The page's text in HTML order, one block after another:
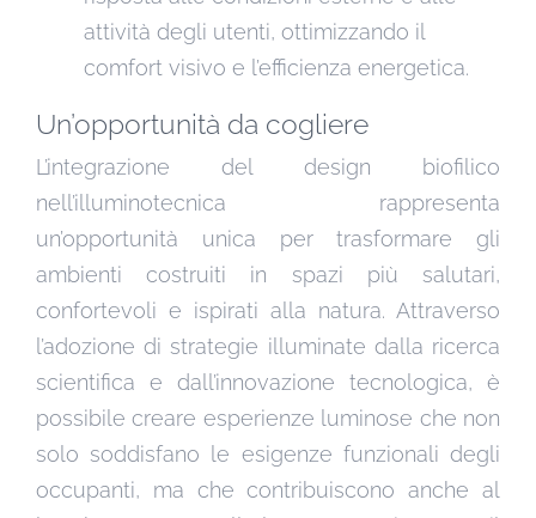
attività degli utenti, ottimizzando il
comfort visivo e l’efficienza energetica.
Un’opportunità da cogliere
L’integrazione del design biofilico
nell’illuminotecnica rappresenta
un’opportunità unica per trasformare gli
ambienti costruiti in spazi più salutari,
confortevoli e ispirati alla natura. Attraverso
l’adozione di strategie illuminate dalla ricerca
scientifica e dall’innovazione tecnologica, è
possibile creare esperienze luminose che non
solo soddisfano le esigenze funzionali degli
occupanti, ma che contribuiscono anche al